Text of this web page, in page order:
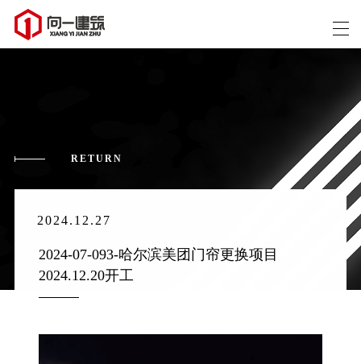
RETURN
2024.12.27
2024-07-093-哈尔滨美团门帘更换项目
2024.12.20开工